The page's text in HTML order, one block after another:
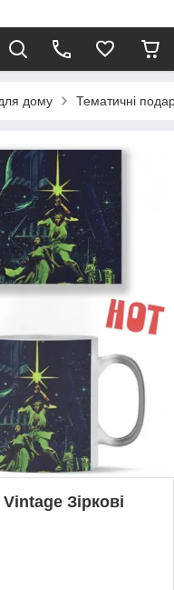
дому Тематичні
Зіркові